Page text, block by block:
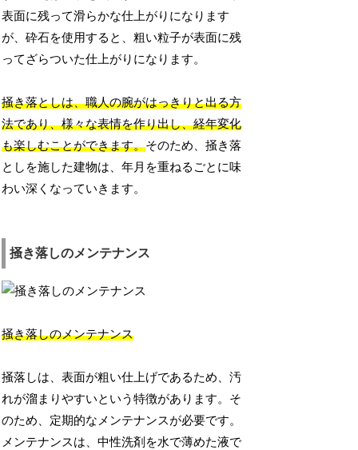
表面に残って滑らかな仕上がりになります
が、砕石を使用すると、粗い粒子が表面に残
ってざらついた仕上がりになります。
掻き落としは、職人の腕がはっきりと出る方
法であり、様々な表情を作り出し、経年変化
も楽しむことができます。そのため、掻き落
としを施した建物は、年月を重ねるごとに味
わい深くなっていきます。
掻き落しのメンテナンス
掻き落しのメンテナンス
掻落しは、表面が粗い仕上げであるため、汚
れが溜まりやすいという特徴があります。そ
のため、定期的なメンテナンスが必要です。
メンテナンスは、中性洗剤を水で薄めた液で